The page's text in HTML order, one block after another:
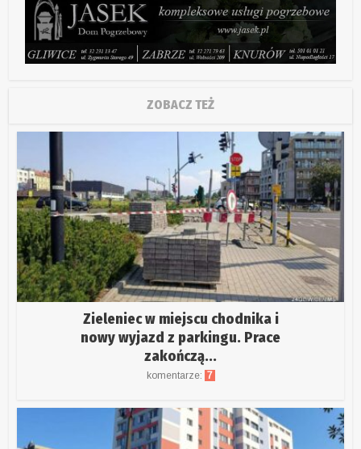
ZOBACZ TEŻ
Zieleniec w miejscu chodnika i
nowy wyjazd z parkingu. Prace
zakończą...
komentarze: 7